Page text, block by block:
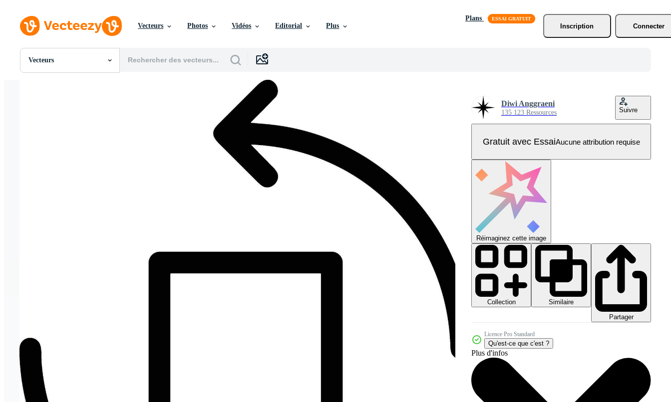
Vecteurs Photos Vidéos Editorial Plus
Plans
Inscription
Connecter
Vecteurs
Toutes Images
Diwi Anggraeni
135 123 Ressources Suivre
Gratuit avec EssaiAucune attribution requise
Réimaginez cette image
Collection
Similaire
Partager
Licence Pro Standard
Qu'est-ce que c'est ?
Plus d'infos